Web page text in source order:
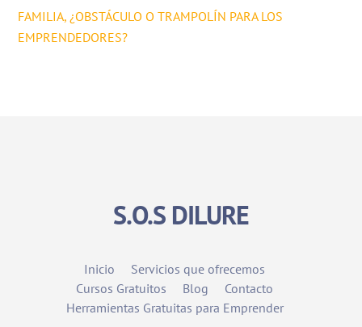
FAMILIA, ¿OBSTÁCULO O TRAMPOLÍN PARA LOS
EMPRENDEDORES?
S.O.S DILURE
Inicio
Servicios que ofrecemos
Cursos Gratuitos
Blog
Contacto
Herramientas Gratuitas para Emprender